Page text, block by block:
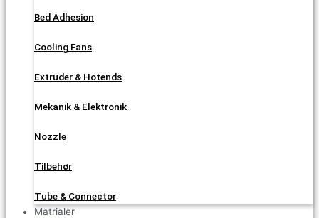
Bed Adhesion
Cooling Fans
Extruder & Hotends
Mekanik & Elektronik
Nozzle
Tilbehør
Tube & Connector
Matrialer